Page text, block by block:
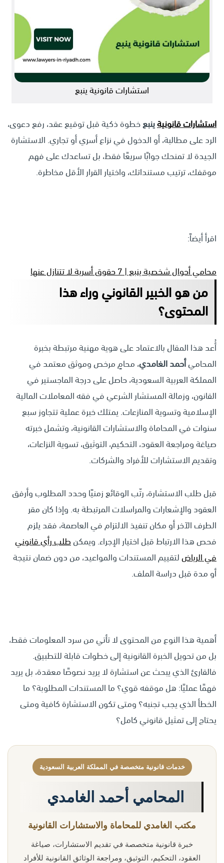
استشارات قانونية ينبع
استشارات قانونيةينبعخطوة ذكية قبل توقيع عقد، رفع دعوى،
الرد على مطالبة، أو الدخول في نزاع أسري أو تجاري. الاستشارة
الجيدة لا تمنحك جوابًا سريعًا فقط، بل تساعدك على فهم
موقفك، ترتيب مستنداتك، واختيار القرار الأقل مخاطرة.
اقرأ أيضاً:
ﻣﺤﺎﻣﻲ أﺣﻮال ﺷﺨﺼﻴﺔ ﻳﻨﺒﻊ | 7 حقوق أسرية لا تتنازل عنها
من هو الخبير القانوني وراء هذا
المحتوى؟
أُعد هذا المقال بالاعتماد على هوية مهنية مرتبطة بخبرة
المحاميأحمد الغامدي، محامٍ مرخص وموثق معتمد في
المملكة العربية السعودية، حاصل على درجة الماجستير في
القانون، وزمالة المستشار الشرعي في فقه المعاملات المالية
الإسلامية وتسوية المنازعات. يمتلك خبرة عملية تتجاوز سبع
سنوات في المحاماة والاستشارات القانونية، وتشمل خبرته
صياغة ومراجعة العقود، التحكيم، التوثيق، تسوية النزاعات،
وتقديم الاستشارات للأفراد والشركات.
قبل طلب الاستشارة، رتّب الوقائع زمنيًا وحدد المطلوب وأرفق
العقود والإشعارات والمراسلات المرتبطة به. وإذا كان مقر
الطرف الآخر أو مكان تنفيذ الالتزام في العاصمة، فقد يلزم
فحص هذا الارتباط قبل اختيار الإجراء. ويمكنطلب رأي قانوني
في الرياضلتقييم المستندات والمواعيد، من دون ضمان نتيجة
أو مدة قبل دراسة الملف.
أهمية هذا النوع من المحتوى لا تأتي من سرد المعلومات فقط،
بل من تحويل الخبرة القانونية إلى خطوات قابلة للتطبيق.
فالقارئ الذي يبحث عن استشارة لا يريد نصوصًا معقدة، بل يريد
فهمًا عمليًا: هل موقفه قوي؟ ما المستندات المطلوبة؟ ما
الخطأ الذي يجب تجنبه؟ ومتى تكون الاستشارة كافية ومتى
يحتاج إلى تمثيل قانوني كامل؟
خدمات قانونية متخصصة في المملكة العربية السعودية
المحامي أحمد الغامدي
مكتب الغامدي للمحاماة والاستشارات القانونية
خبرة قانونية متخصصة في تقديم الاستشارات، صياغة
العقود، التحكيم، التوثيق، ومراجعة الوثائق القانونية للأفراد